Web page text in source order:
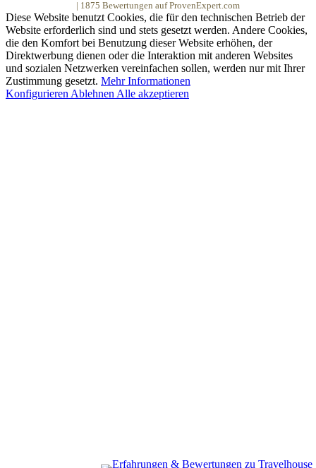
1875 Bewertungen auf ProvenExpert.com
Diese Website benutzt Cookies, die für den technischen Betrieb der
Website erforderlich sind und stets gesetzt werden. Andere Cookies,
die den Komfort bei Benutzung dieser Website erhöhen, der
Direktwerbung dienen oder die Interaktion mit anderen Websites
und sozialen Netzwerken vereinfachen sollen, werden nur mit Ihrer
Zustimmung gesetzt. Mehr Informationen
Konfigurieren Ablehnen Alle akzeptieren